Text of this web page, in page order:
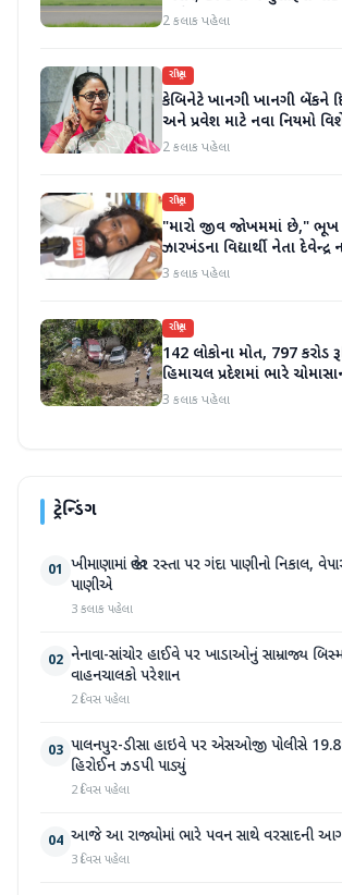
જાહેર કરી
2 કલાક પહેલા
રાષ્ટ્રીય
કેબિનેટે ખાનગી ખાનગી બેંકને
અને પ્રવેશ માટે નવા નિયમો
2 કલાક પહેલા
રાષ્ટ્રીય
"મારો જીવ જોખમમાં છે,"
ઝારખંડના વિદ્યાર્થી નેતા
તબિયત ખરાબ
3 કલાક પહેલા
રાષ્ટ્રીય
142 લોકોના મોત, 797 કરોડ
હિમાચલ પ્રદેશમાં ભારે
3 કલાક પહેલા
ટ્રેન્ડિંગ
01 ખીમાણામાં જાહેર રસ્તા પર ગંદા પાણીનો નિકાલ,
પાણીએ
3 કલાક પહેલા
02 નેનાવા-સાંચોર હાઈવે પર ખાડાઓનું સામ્રાજ્ય
વાહનચાલકો પરેશાન
2 દિવસ પહેલા
03 પાલનપુર-ડીસા હાઇવે પર એસઓજી પોલીસે
હિરોઈન ઝડપી પાડ્યું
2 દિવસ પહેલા
04 આજે આ રાજ્યોમાં ભારે પવન સાથે વરસાદની
3 દિવસ પહેલા